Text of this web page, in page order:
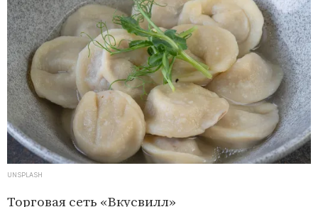
UNSPLASH
Торговая сеть «Вкусвилл»